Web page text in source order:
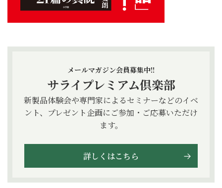
メールマガジン会員募集中!!
サライプレミアム倶楽部
新製品体験会や専門家によるセミナーなどのイベ
ント、プレゼント企画にご参加・ご応募いただけ
ます。
詳しくはこちら